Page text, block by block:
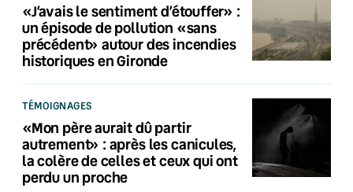
«J’avais le sentiment d’étouffer» :
un épisode de pollution «sans
précédent» autour des incendies
historiques en Gironde
TÉMOIGNAGES
«Mon père aurait dû partir
autrement» : après les canicules,
la colère de celles et ceux qui ont
perdu un proche